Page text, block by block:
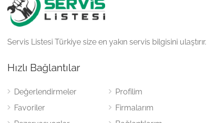
Servis Listesi Türkiye size en yakın servis bilgisini ulaştırır.
Hızlı Bağlantılar
Değerlendirmeler
Favoriler
Profilim
Firmalarım